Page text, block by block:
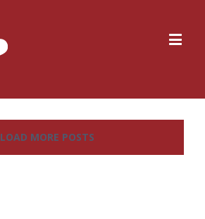
LOAD MORE POSTS